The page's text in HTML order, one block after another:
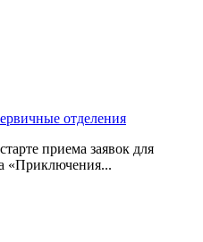
отделения
приема заявок для
«Приключения...